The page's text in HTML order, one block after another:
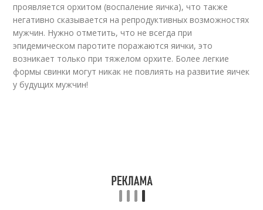
проявляется орхитом (воспаление яичка), что также
негативно сказывается на репродуктивных возможностях
мужчин. Нужно отметить, что не всегда при
эпидемическом паротите поражаются яички, это
возникает только при тяжелом орхите. Более легкие
формы свинки могут никак не повлиять на развитие яичек
у будущих мужчин!